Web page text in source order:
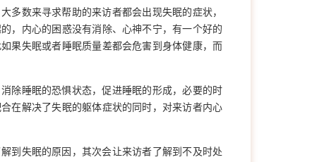
多数来寻求帮助的来访者都会出现失眠的症状，
，内心的困惑没有消除、心神不宁，有一个好的
果失眠或者睡眠质量差都会危害到身体健康，而
除睡眠的恐惧状态，促进睡眠的形成，必要的时
在解决了失眠的躯体症状的同时，对来访者内心
到失眠的原因，其次会让来访者了解到不及时处